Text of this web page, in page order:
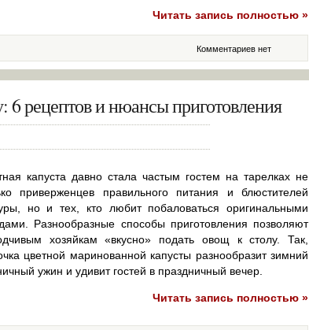
Читать запись полностью »
Комментариев нет
рецептов и нюансы приготовления
капуста давно стала частым гостем на тарелках не
приверженцев правильного питания и блюстителей
но и тех, кто любит побаловаться оригинальными
Разнообразные способы приготовления позволяют
хозяйкам «вкусно» подать овощ к столу. Так,
цветной маринованной капусты разнообразит зимний
ужин и удивит гостей в праздничный вечер.
Читать запись полностью »